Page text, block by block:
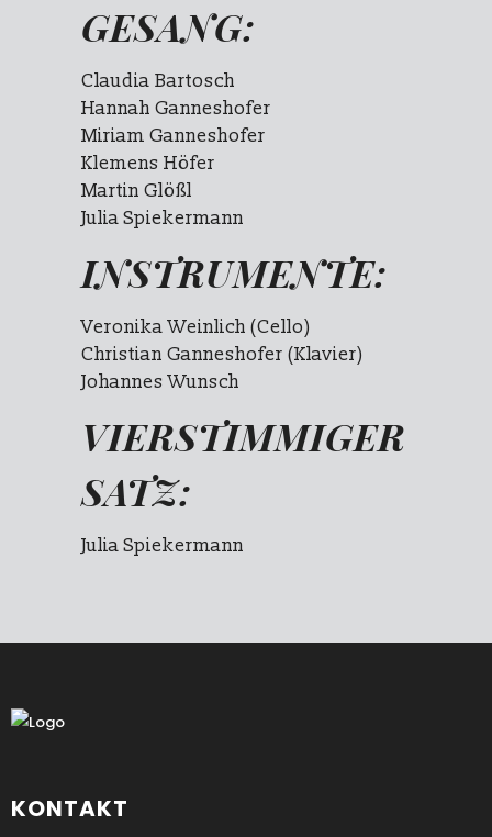
GESANG:
Claudia Bartosch
Hannah Ganneshofer
Miriam Ganneshofer
Klemens Höfer
Martin Glößl
Julia Spiekermann
INSTRUMENTE:
Veronika Weinlich (Cello)
Christian Ganneshofer (Klavier)
Johannes Wunsch
VIERSTIMMIGER
SATZ:
Julia Spiekermann
KONTAKT